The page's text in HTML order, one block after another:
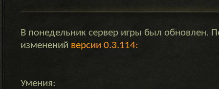
В понедельник сервер игры был обновлен.
изменений версии 0.3.114:
Умения: